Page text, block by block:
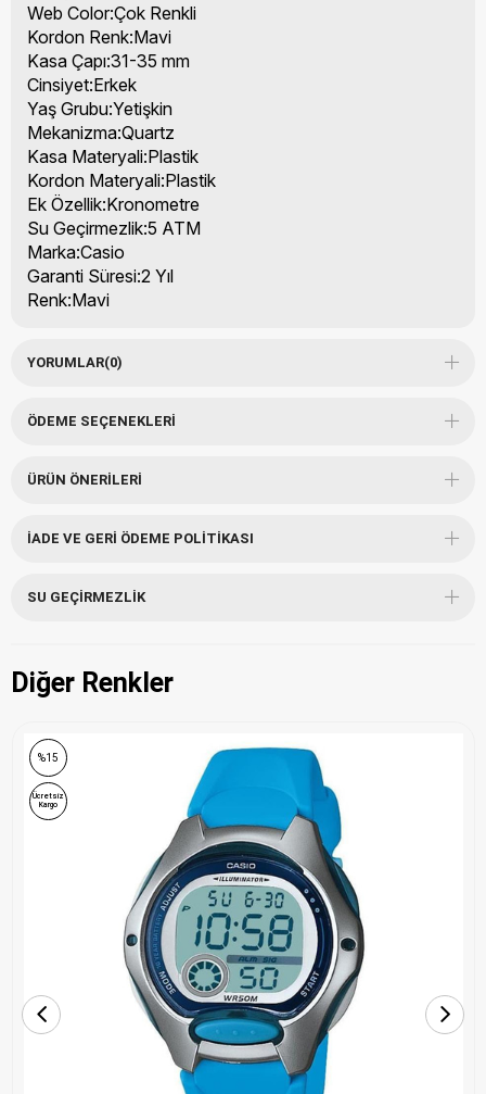
Web Color:Çok Renkli
Kordon Renk:Mavi
Kasa Çapı:31-35 mm
Cinsiyet:Erkek
Yaş Grubu:Yetişkin
Mekanizma:Quartz
Kasa Materyali:Plastik
Kordon Materyali:Plastik
Ek Özellik:Kronometre
Su Geçirmezlik:5 ATM
Marka:Casio
Garanti Süresi:2 Yıl
Renk:Mavi
YORUMLAR(0)
ÖDEME SEÇENEKLERI
ÜRÜN ÖNERILERI
İADE VE GERI ÖDEME POLITIKASI
SU GEÇIRMEZLIK
Diğer Renkler
%15
Ücretsiz
Kargo